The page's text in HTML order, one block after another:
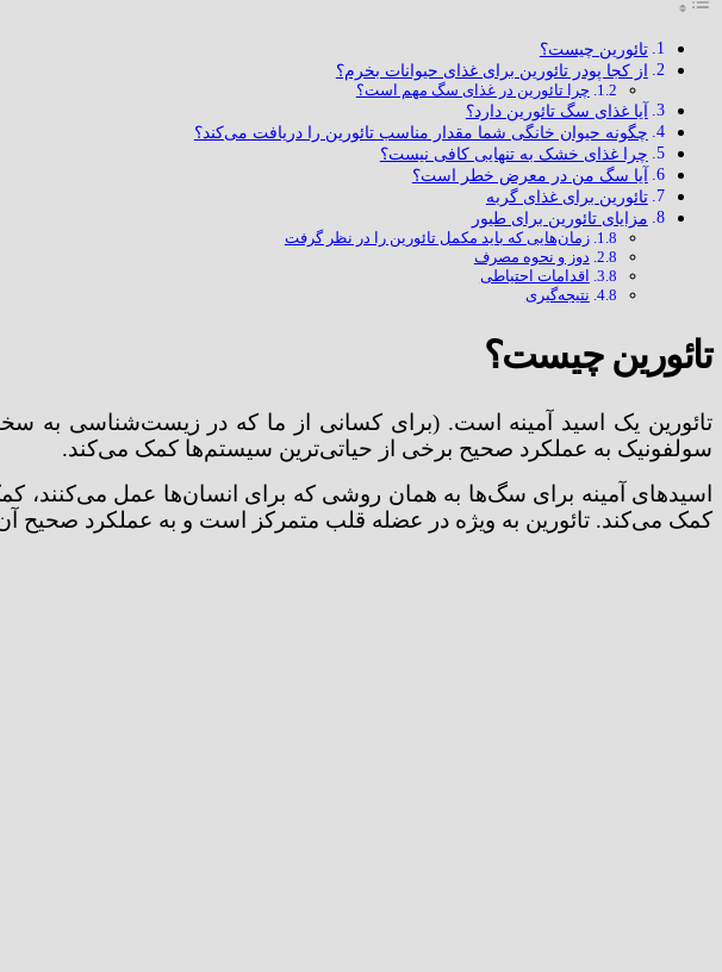
تائورین چیست؟
از کجا پودر تائورین برای غذای حیوانات بخرم؟
چرا تائورین در غذای سگ مهم است؟
آیا غذای سگ تائورین دارد؟
چگونه حیوان خانگی شما مقدار مناسب تائورین را دریافت می‌کند؟
چرا غذای خشک به تنهایی کافی نیست؟
آیا سگ من در معرض خطر است؟
تائورین برای غذای گربه
مزایای تائورین برای طیور
زمان‌هایی که باید مکمل تائورین را در نظر گرفت
دوز و نحوه مصرف
اقدامات احتیاطی
نتیجه‌گیری
تائورین چیست؟
تائورین یک اسید آمینه است. (برای کسانی از ما که در زیست‌شناسی به
سولفونیک به عملکرد صحیح برخی از حیاتی‌ترین سیستم‌ها کمک می‌کند.
اسیدهای آمینه برای سگ‌ها به همان روشی که برای انسان‌ها عمل می‌کنند،
کمک می‌کند. تائورین به ویژه در عضله قلب متمرکز است و به عملکرد صحیح